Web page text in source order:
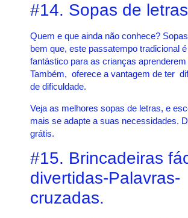
#14. Sopas de
Quem e que ainda não conhece?
bem que, este passatempo tradicional
fantástico para as crianças aprenderem
Também, oferece a vantagem de ter
de dificuldade.
Veja as melhores sopas de letras, e
mais se adapte a suas necessidades.
grátis.
#15. Brincadeiras
divertidas-Palavras-
cruzadas.